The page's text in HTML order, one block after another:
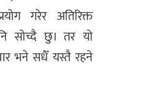
गरेर अतिरिक्त
सोच्दै छु। तर यो
भने सधैँ यस्तै रहने